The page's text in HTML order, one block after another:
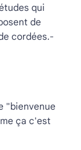
qui
de
cordées.-
"bienvenue
ça c'est